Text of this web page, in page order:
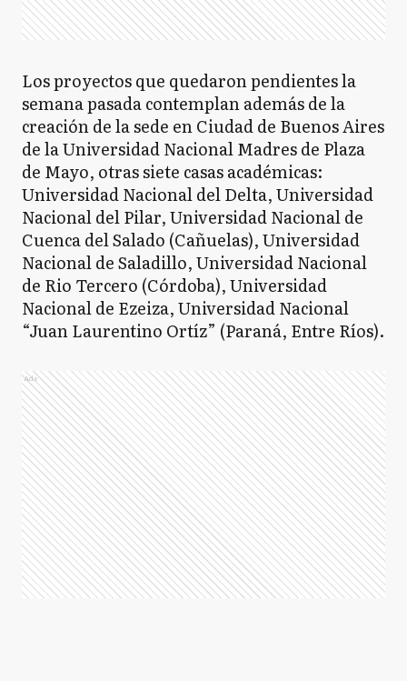
Los proyectos que quedaron pendientes la
semana pasada contemplan además de la
creación de la sede en Ciudad de Buenos Aires
de la Universidad Nacional Madres de Plaza
de Mayo, otras siete casas académicas:
Universidad Nacional del Delta, Universidad
Nacional del Pilar, Universidad Nacional de
Cuenca del Salado (Cañuelas), Universidad
Nacional de Saladillo, Universidad Nacional
de Rio Tercero (Córdoba), Universidad
Nacional de Ezeiza, Universidad Nacional
“Juan Laurentino Ortíz” (Paraná, Entre Ríos).
Ads